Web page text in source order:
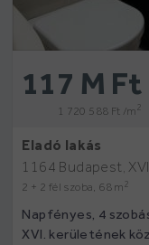
117 M Ft
1 720 588 Ft /m 2
Eladó lakás
1164 Budapest,
2 + 2 fél szoba, 68 m 2
Napfényes, 4
XVI. kerületének